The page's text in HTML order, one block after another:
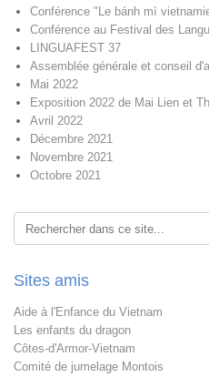
Conférence "Le bánh mì
Conférence au Festival des
LINGUAFEST 37
Assemblée générale et conseil
Mai 2022
Exposition 2022 de Mai Lien et
Avril 2022
Décembre 2021
Novembre 2021
Octobre 2021
Rechercher
Sites amis
Aide à l'Enfance du Vietnam
Les enfants du dragon
Côtes-d'Armor-Vietnam
Comité de jumelage Montois